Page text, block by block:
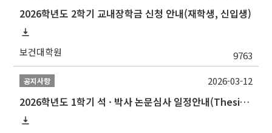
2026학년도 2학기 교내장학금 신청 안내(재학생, 신입생)
보건대학원 9763
공지사항
2026학년도 1학기 석 · 박사 논문심사 일정안내(Thesis Defense Schedules)
2026-03-12